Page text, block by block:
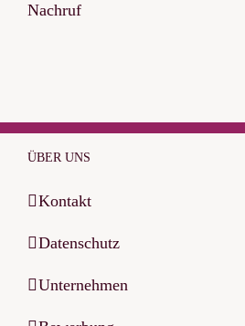
Nachruf
ÜBER UNS
Kontakt
Datenschutz
Unternehmen